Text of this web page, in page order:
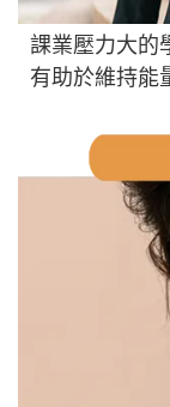
課業壓力大的
有助於維持能